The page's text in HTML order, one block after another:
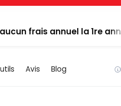
frais annuel la 1re
Avis Blog